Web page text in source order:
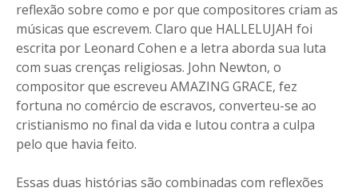
reflexão sobre como e por que compositores criam as
músicas que escrevem. Claro que HALLELUJAH foi
escrita por Leonard Cohen e a letra aborda sua luta
com suas crenças religiosas. John Newton, o
compositor que escreveu AMAZING GRACE, fez
fortuna no comércio de escravos, converteu-se ao
cristianismo no final da vida e lutou contra a culpa
pelo que havia feito.
Essas duas histórias são combinadas com reflexões